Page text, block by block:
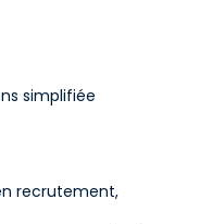
simplifiée
recrutement,